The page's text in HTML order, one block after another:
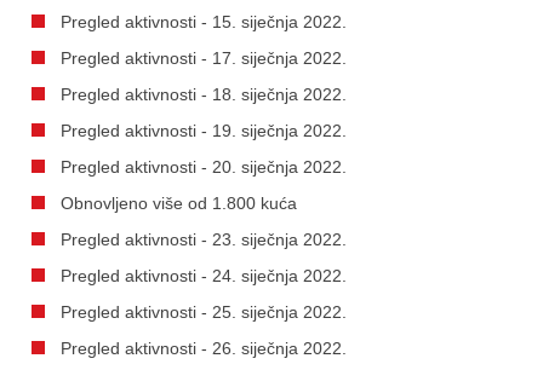
Pregled aktivnosti - 15. siječnja 2022.
Pregled aktivnosti - 17. siječnja 2022.
Pregled aktivnosti - 18. siječnja 2022.
Pregled aktivnosti - 19. siječnja 2022.
Pregled aktivnosti - 20. siječnja 2022.
Obnovljeno više od 1.800 kuća
Pregled aktivnosti - 23. siječnja 2022.
Pregled aktivnosti - 24. siječnja 2022.
Pregled aktivnosti - 25. siječnja 2022.
Pregled aktivnosti - 26. siječnja 2022.